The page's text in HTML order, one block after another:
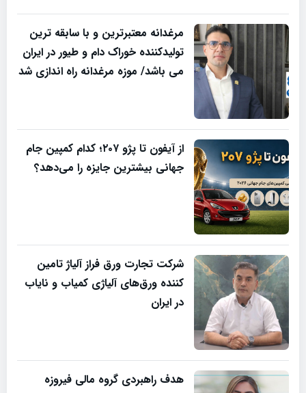
مرغدانه معتبرترین و با سابقه ترین
تولیدکننده خوراک دام و طیور در ایران
می باشد/ موزه مرغدانه راه اندازی شد
از آیفون تا پژو ۲۰۷؛ کدام کمپین جام
جهانی بیشترین جایزه را می‌دهد؟
شرکت تجارت ورق فراز آلیاژ تامین
کننده ورق‌های آلیاژی کمیاب و نایاب
در ایران
هدف راهبردی گروه مالی فیروزه